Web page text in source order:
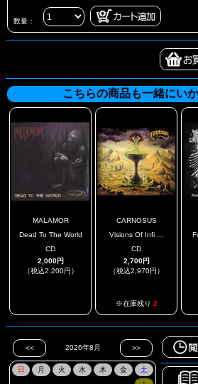
数量：
こちらの商品も一緒にい
MALAMOR
Dead To The World
CD
2,000円
（税込2,200円）
CARNOSUS
Visions Of Infi ...
CD
2,700円
（税込2,970円）
※在庫残り 2